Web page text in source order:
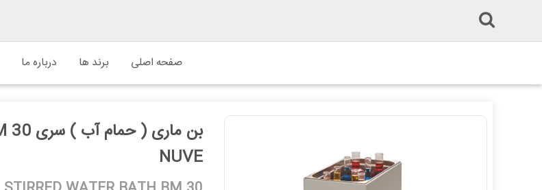
صفحه اصلی برند ها درباره ما
NUVE